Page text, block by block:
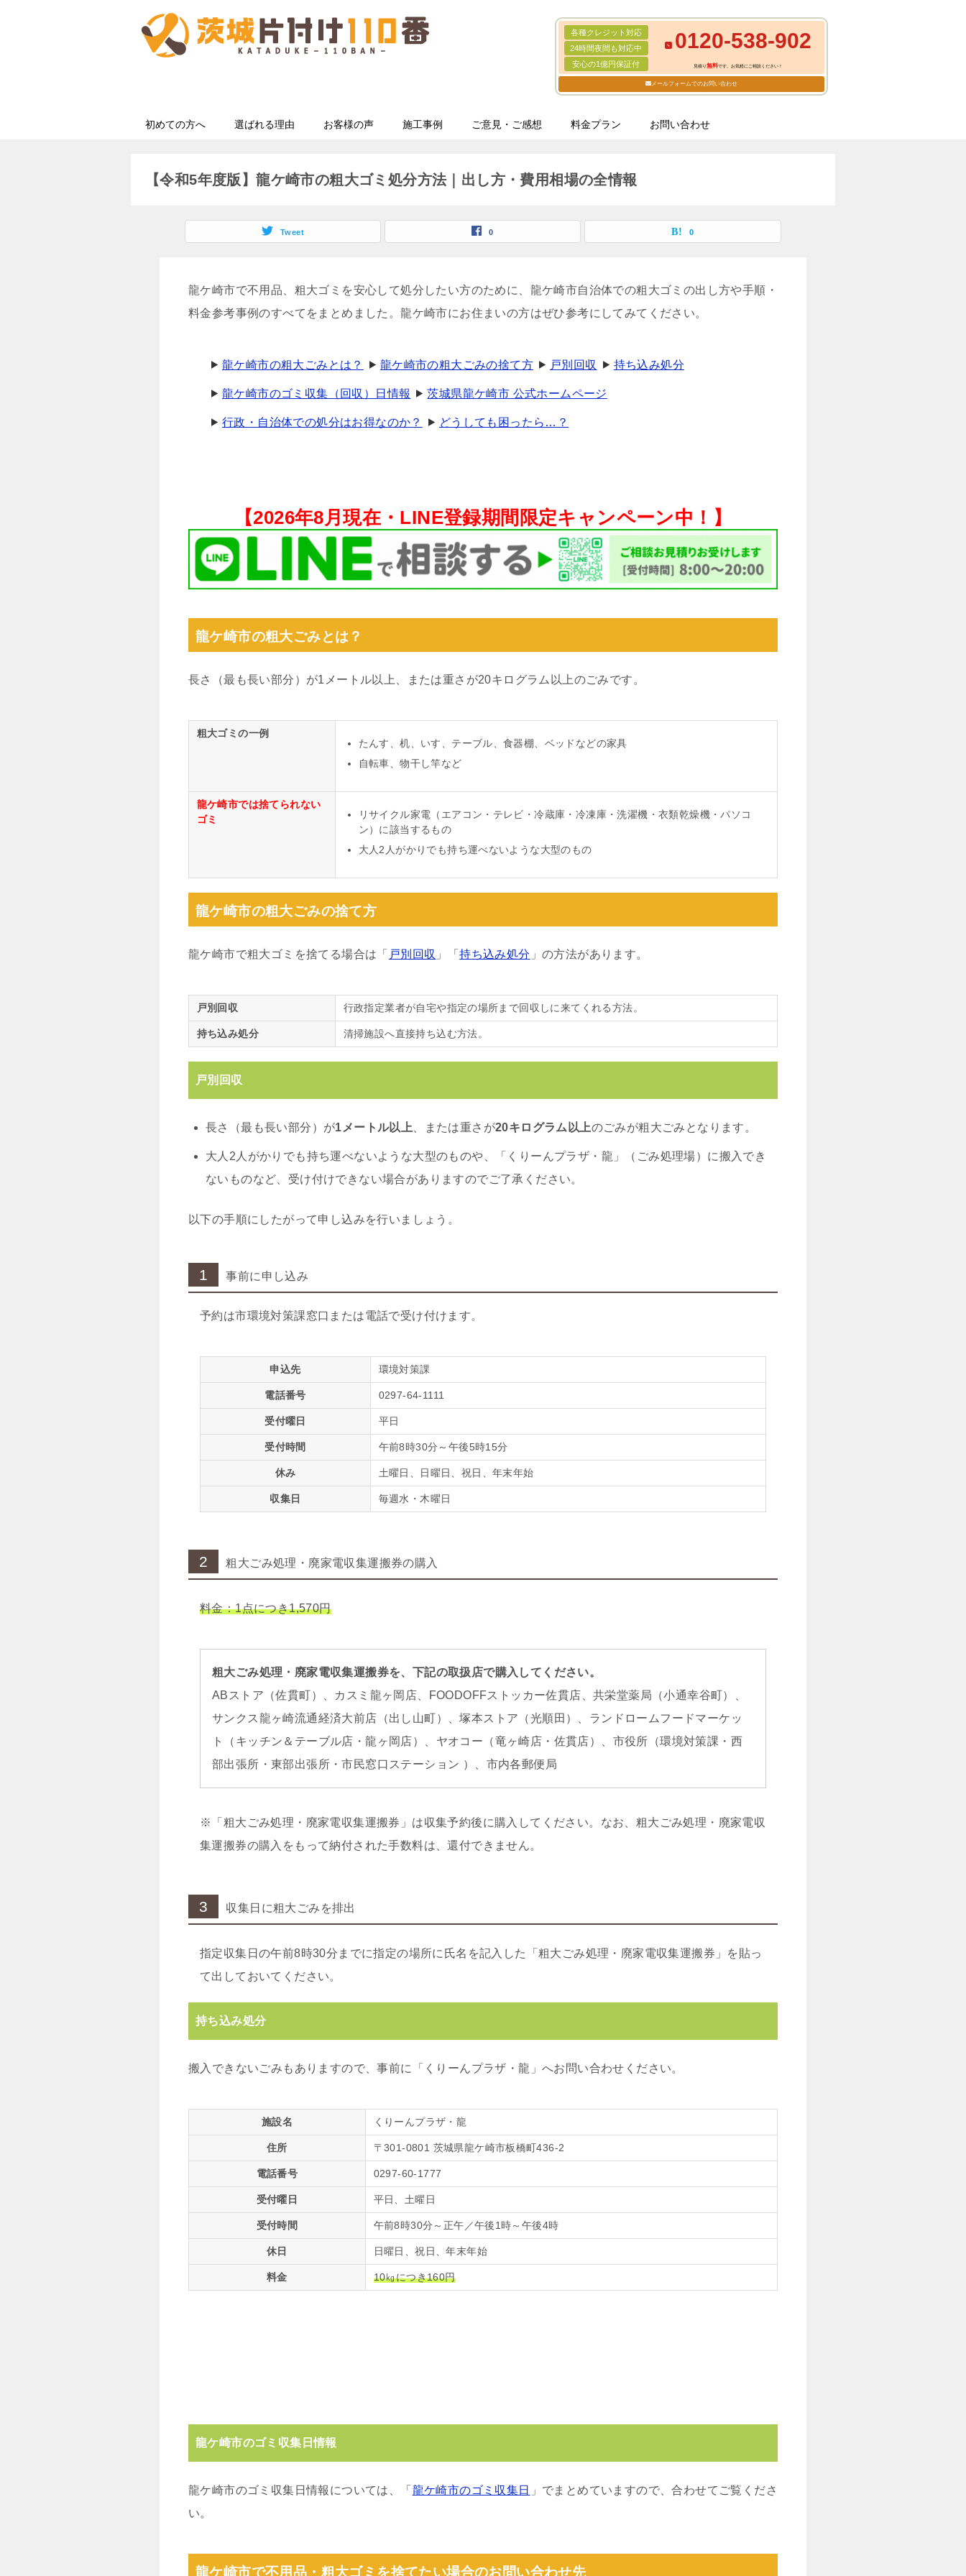
各種クレジット対応
24時間夜間も対応中
安心の1億円保証付
0120-538-902
見積り無料です。お気軽にご相談ください！
メールフォームでのお問い合わせ
初めての方へ 選ばれる理由 お客様の声 施工事例 ご意見・ご感想 料金プラン お問い合わせ
【令和5年度版】龍ケ崎市の粗大ゴミ処分方法｜出し方・費用相場の全情報
Tweet 0 0
龍ケ崎市で不用品、粗大ゴミを安心して処分したい方のために、龍ケ崎市自治体での粗大ゴミの出し方や手順・
料金参考事例のすべてをまとめました。龍ケ崎市にお住まいの方はぜひ参考にしてみてください。
龍ケ崎市の粗大ごみとは？ 龍ケ崎市の粗大ごみの捨て方 戸別回収 持ち込み処分
龍ケ崎市のゴミ収集（回収）日情報 茨城県龍ケ崎市 公式ホームページ
行政・自治体での処分はお得なのか？ どうしても困ったら…？
【2026年8月現在・ LINE登録期間限定キャンペーン中！】
龍ケ崎市の粗大ごみとは？
長さ（最も長い部分）が1メートル以上、または重さが20キログラム以上のごみです。
粗大ゴミの一例
たんす、机、いす、テーブル、食器棚、ベッドなどの家具
自転車、物干し竿など
龍ケ崎市では捨てられない
ゴミ
リサイクル家電（エアコン・テレビ・冷蔵庫・冷凍庫・洗濯機・衣類乾燥機・パソコ
ン）に該当するもの
大人2人がかりでも持ち運べないような大型のもの
龍ケ崎市の粗大ごみの捨て方
龍ケ崎市で粗大ゴミを捨てる場合は「 戸別回収 」「持ち込み処分 」の方法があります。
戸別回収 行政指定業者が自宅や指定の場所まで回収しに来てくれる方法。
持ち込み処分 清掃施設へ直接持ち込む方法。
戸別回収
長さ（最も長い部分）が1メートル以上 、または重さが20キログラム以上のごみが粗大ごみとなります。
大人2人がかりでも持ち運べないような大型のものや、「くりーんプラザ・龍」（ごみ処理場）に搬入でき
ないものなど、受け付けできない場合がありますのでご了承ください。
以下の手順にしたがって申し込みを行いましょう。
1 事前に申し込み
予約は市環境対策課窓口または電話で受け付けます。
申込先 環境対策課
電話番号 0297-64-1111
受付曜日 平日
受付時間 午前8時30分～午後5時15分
休み 土曜日、日曜日、祝日、年末年始
収集日 毎週水・木曜日
2 粗大ごみ処理・廃家電収集運搬券の購入
料金：1点につき1,570円
粗大ごみ処理・廃家電収集運搬券を、下記の取扱店で購入してください。
ABストア（佐貫町）、カスミ龍ヶ岡店、FOODOFFストッカー佐貫店、共栄堂薬局（小通幸谷町）、
サンクス龍ヶ崎流通経済大前店（出し山町）、塚本ストア（光順田）、ランドロームフードマーケッ
ト（キッチン＆テーブル店・龍ヶ岡店）、ヤオコー（竜ヶ崎店・佐貫店）、市役所（環境対策課・西
部出張所・東部出張所・市民窓口ステーション ）、市内各郵便局
※「粗大ごみ処理・廃家電収集運搬券」は収集予約後に購入してください。なお、粗大ごみ処理・廃家電収
集運搬券の購入をもって納付された手数料は、還付できません。
3 収集日に粗大ごみを排出
指定収集日の午前8時30分までに指定の場所に氏名を記入した「粗大ごみ処理・廃家電収集運搬券」を貼っ
て出しておいてください。
持ち込み処分
搬入できないごみもありますので、事前に「くりーんプラザ・龍」へお問い合わせください。
施設名 くりーんプラザ・龍
住所 〒301-0801 茨城県龍ケ崎市板橋町436-2
電話番号 0297-60-1777
受付曜日 平日、土曜日
受付時間 午前8時30分～正午／午後1時～午後4時
休日 日曜日、祝日、年末年始
料金 10㎏につき160円
龍ケ崎市のゴミ収集日情報
龍ケ崎市のゴミ収集日情報については、「 龍ケ崎市のゴミ収集日
」でまとめていますので、合わせてご覧くださ
い。
龍ケ崎市で不用品・粗大ゴミを捨てたい場合のお問い合わせ先